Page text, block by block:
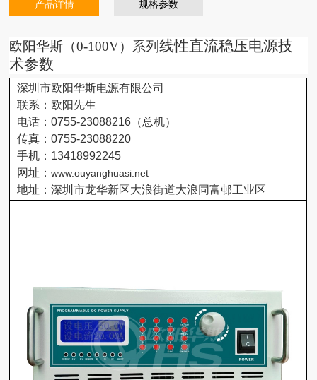
产品详情 规格参数
欧阳华斯（0-100V）系列线性直流稳压电源技
术参数
深圳市欧阳华斯电源有限公司
联系：欧阳先生
电话：0755-23088216 （总机）
传真：0755-23088220
手机： 13418992245
网址：www.ouyanghuasi.net
地址：深圳市龙华新区大浪街道大浪同富邨工业区